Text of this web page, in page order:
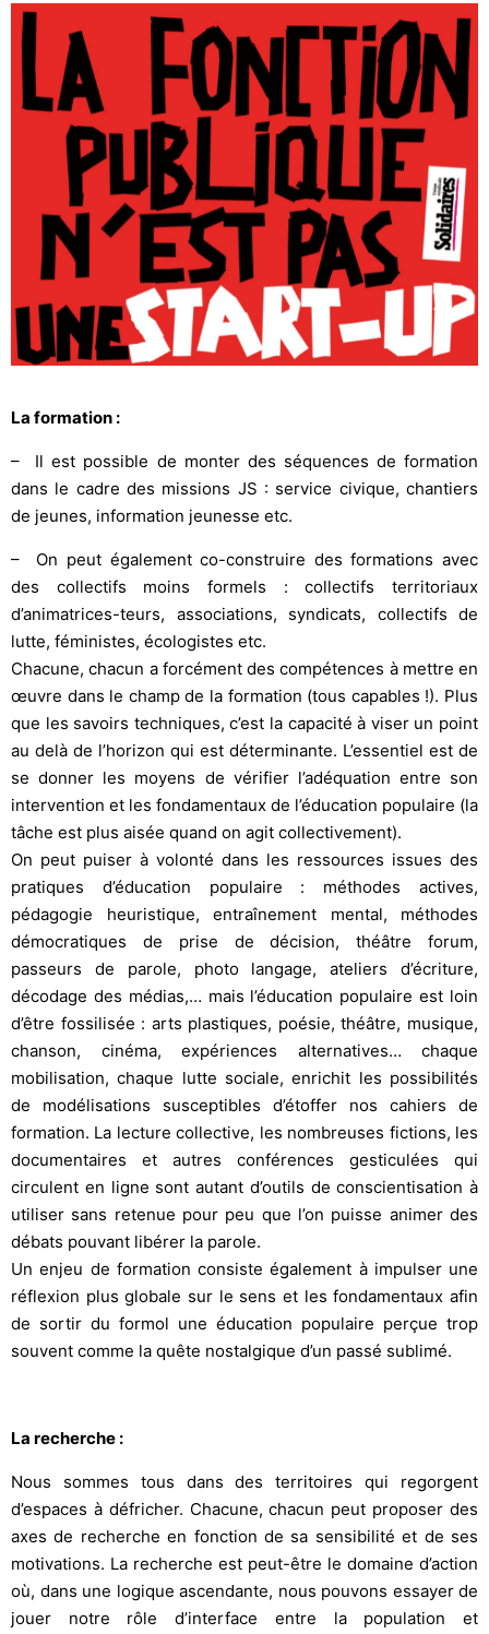
La formation :
– Il est possible de monter des séquences de formation
dans le cadre des missions JS : service civique, chantiers
de jeunes, information jeunesse etc.
– On peut également co-construire des formations avec
des collectifs moins formels : collectifs territoriaux
d’animatrices-teurs, associations, syndicats, collectifs de
lutte, féministes, écologistes etc.
Chacune, chacun a forcément des compétences à mettre en
œuvre dans le champ de la formation (tous capables !). Plus
que les savoirs techniques, c’est la capacité à viser un point
au delà de l’horizon qui est déterminante. L’essentiel est de
se donner les moyens de vérifier l’adéquation entre son
intervention et les fondamentaux de l’éducation populaire (la
tâche est plus aisée quand on agit collectivement).
On peut puiser à volonté dans les ressources issues des
pratiques d’éducation populaire : méthodes actives,
pédagogie heuristique, entraînement mental, méthodes
démocratiques de prise de décision, théâtre forum,
passeurs de parole, photo langage, ateliers d’écriture,
décodage des médias,… mais l’éducation populaire est loin
d’être fossilisée : arts plastiques, poésie, théâtre, musique,
chanson, cinéma, expériences alternatives… chaque
mobilisation, chaque lutte sociale, enrichit les possibilités
de modélisations susceptibles d’étoffer nos cahiers de
formation. La lecture collective, les nombreuses fictions, les
documentaires et autres conférences gesticulées qui
circulent en ligne sont autant d’outils de conscientisation à
utiliser sans retenue pour peu que l’on puisse animer des
débats pouvant libérer la parole.
Un enjeu de formation consiste également à impulser une
réflexion plus globale sur le sens et les fondamentaux afin
de sortir du formol une éducation populaire perçue trop
souvent comme la quête nostalgique d’un passé sublimé.
La recherche :
Nous sommes tous dans des territoires qui regorgent
d’espaces à défricher. Chacune, chacun peut proposer des
axes de recherche en fonction de sa sensibilité et de ses
motivations. La recherche est peut-être le domaine d’action
où, dans une logique ascendante, nous pouvons essayer de
jouer notre rôle d’interface entre la population et